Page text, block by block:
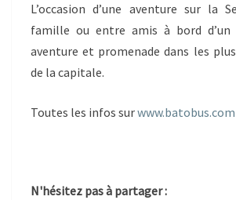
L’occasion d’une aventure sur la
famille ou entre amis à bord d’un
aventure et promenade dans les
de la capitale.
Toutes les infos surwww.batobus.com
N'hésitez pas à partager :